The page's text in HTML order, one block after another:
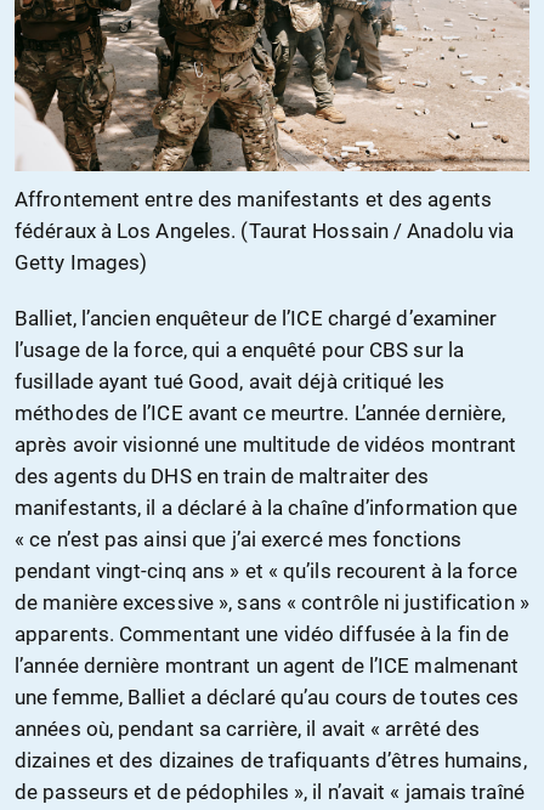
Affrontement entre des manifestants et des agents
fédéraux à Los Angeles. (Taurat Hossain / Anadolu via
Getty Images)
Balliet, l’ancien enquêteur de l’ICE chargé d’examiner
l’usage de la force, qui a enquêté pour CBS sur la
fusillade ayant tué Good, avait déjà critiqué les
méthodes de l’ICE avant ce meurtre. L’année dernière,
après avoir visionné une multitude de vidéos montrant
des agents du DHS en train de maltraiter des
manifestants, il a déclaré à la chaîne d’information que
« ce n’est pas ainsi que j’ai exercé mes fonctions
pendant vingt-cinq ans » et « qu’ils recourent à la force
de manière excessive », sans « contrôle ni justification »
apparents. Commentant une vidéo diffusée à la fin de
l’année dernière montrant un agent de l’ICE malmenant
une femme, Balliet a déclaré qu’au cours de toutes ces
années où, pendant sa carrière, il avait « arrêté des
dizaines et des dizaines de trafiquants d’êtres humains,
de passeurs et de pédophiles », il n’avait « jamais traîné